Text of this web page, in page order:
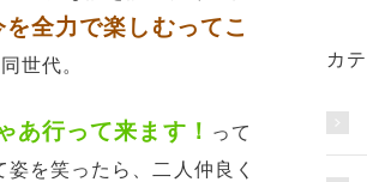
を全力で楽しむってこ
世代。
あ行って来ます！ って
を笑ったら、二人仲良く
カ